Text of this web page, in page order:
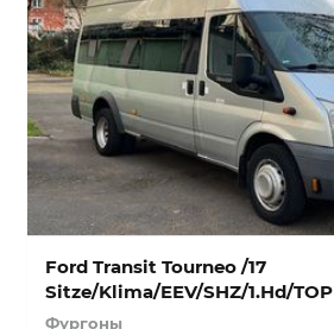
Ford Transit Tourneo /17
Sitze/Klima/EEV/SHZ/1.Hd/TOP
Фургоны